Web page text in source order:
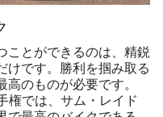
ことができるのは、精鋭
けです。勝利を掴み取る
のものが必要です。
権では、サム・レイド